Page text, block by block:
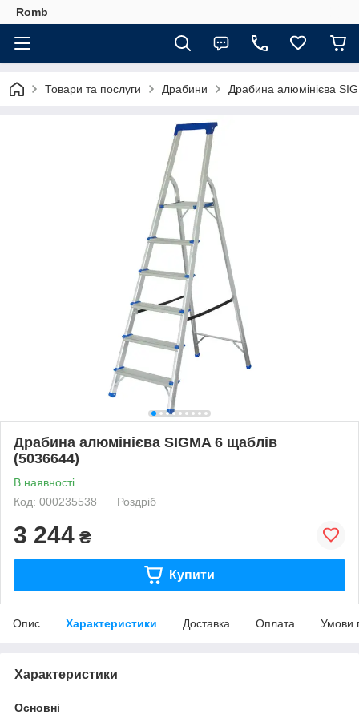
Romb
Товари та послуги Драбини Драбина алюмінієва
Драбина алюмінієва SIGMA 6 щаблів
(5036644)
В наявності
Код: 000235538
Роздріб
3 244 ₴
Купити
Опис Характеристики Доставка Оплата Умови
Характеристики
Основні